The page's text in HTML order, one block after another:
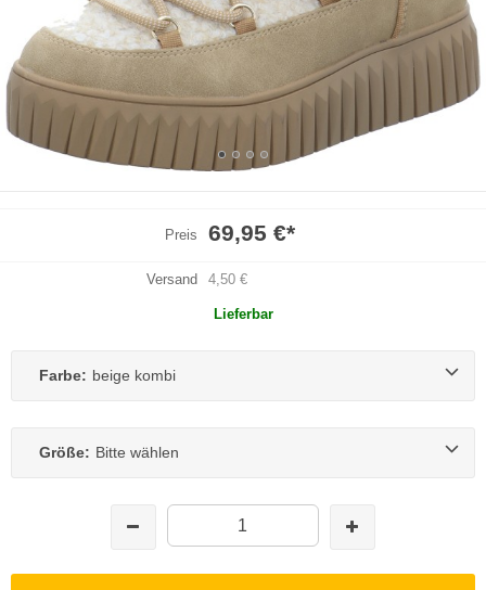
Preis 69,95 €*
Versand 4,50 €
Lieferbar
Farbe: beige kombi
Größe: Bitte wählen